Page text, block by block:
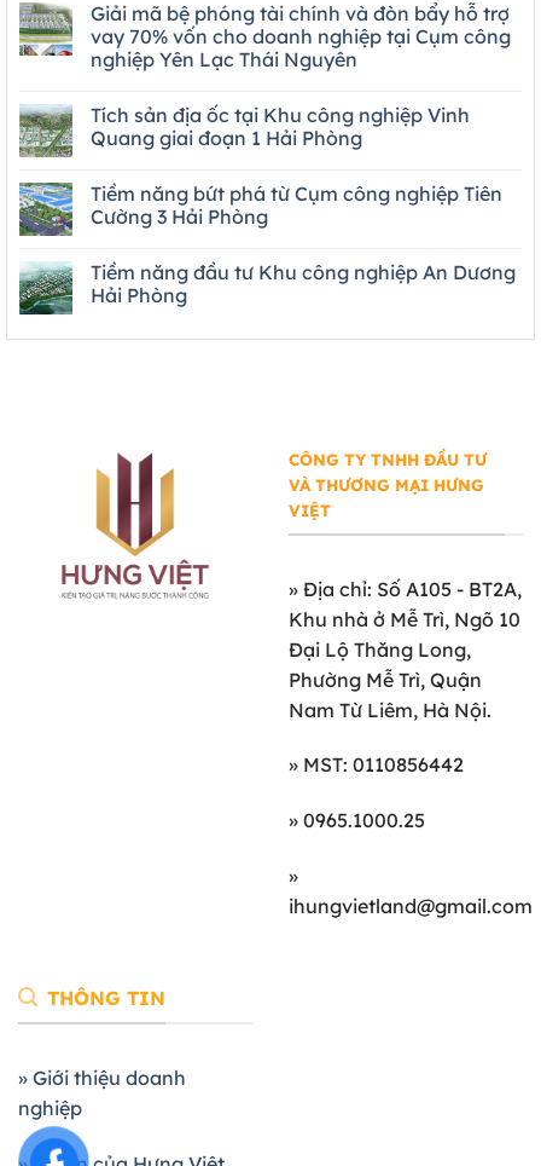
Giải mã bệ phóng tài chính và đòn bẩy hỗ trợ
vay 70% vốn cho doanh nghiệp tại Cụm công
nghiệp Yên Lạc Thái Nguyên
Tích sản địa ốc tại Khu công nghiệp Vinh
Quang giai đoạn 1 Hải Phòng
Tiềm năng bứt phá từ Cụm công nghiệp Tiên
Cường 3 Hải Phòng
Tiềm năng đầu tư Khu công nghiệp An Dương
Hải Phòng
CÔNG TY TNHH ĐẦU TƯ
VÀ THƯƠNG MẠI HƯNG
VIỆT
» Địa chỉ: Số A105 - BT2A,
Khu nhà ở Mễ Trì, Ngõ 10
Đại Lộ Thăng Long,
Phường Mễ Trì, Quận
Nam Từ Liêm, Hà Nội.
» MST: 0110856442
» 0965.1000.25
»
ihungvietland@gmail.com
THÔNG TIN
» Giới thiệu doanh
nghiệp